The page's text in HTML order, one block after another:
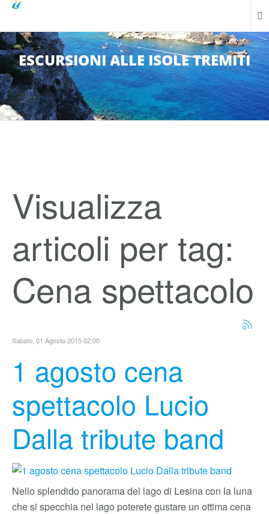
ESCURSIONI ALLE ISOLE TREMITI
Visualizza
articoli per tag:
Cena spettacolo
Sabato, 01 Agosto 2015 02:00
1 agosto cena
spettacolo Lucio
Dalla tribute band
Nello splendido panorama del lago di Lesina con la luna
che si specchia nel lago poterete gustare un ottima cena